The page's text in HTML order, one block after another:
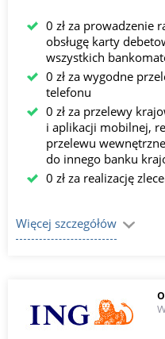
0 zł za prowadzenie
obsługę karty
wszystkich
0 zł za wygodne
telefonu
0 zł za przelewy
i aplikacji mobilnej,
przelewu
do innego banku
0 zł za realizację
Więcej szczegółów